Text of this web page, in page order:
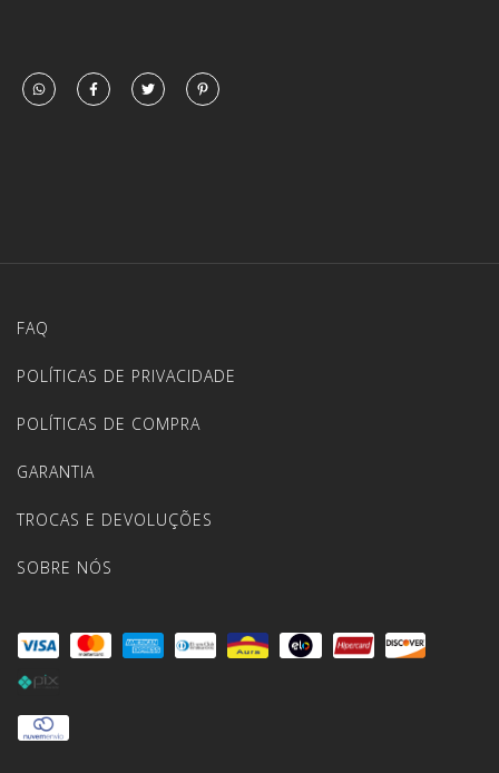
FAQ
POLÍTICAS DE PRIVACIDADE
POLÍTICAS DE COMPRA
GARANTIA
TROCAS E DEVOLUÇÕES
SOBRE NÓS